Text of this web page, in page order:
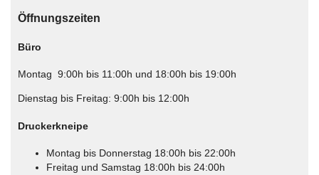
Öffnungszeiten
Büro
Montag 9:00h bis 11:00h und 18:00h bis 19:00h
Dienstag bis Freitag: 9:00h bis 12:00h
Druckerkneipe
Montag bis Donnerstag 18:00h bis 22:00h
Freitag und Samstag 18:00h bis 24:00h